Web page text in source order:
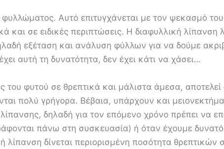
Αυτό επιτυγχάνεται με τον ψεκασμό
σε ειδικές περιπτώσεις. Η διαφυλλική λίπανση
εξέταση και ανάλυση φύλλων για να δούμε
αυτή τη δυνατότητα, δεν έχει κάτι να χάσει…
του φυτού σε θρεπτικά και μάλιστα άμεσα,
πολύ γρήγορα. Βέβαια, υπάρχουν και
δηλαδή για τον επόμενο χρόνο πρέπει να
πάνω στη συσκευασία) ή όταν έχουμε
δίνεται περιορισμένη ποσότητα θρεπτικών